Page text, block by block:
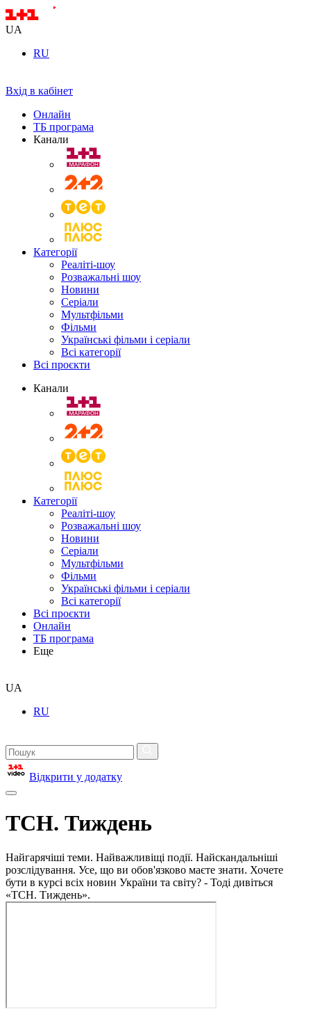
UA
RU
Вхід в кабінет
Онлайн
ТБ програма
Канали
Категорії
Реаліті-шоу
Розважальні шоу
Новини
Серіали
Мультфільми
Фільми
Українські фільми і серіали
Всі категорії
Всі проєкти
Канали
Категорії
Реаліті-шоу
Розважальні шоу
Новини
Серіали
Мультфільми
Фільми
Українські фільми і серіали
Всі категорії
Всі проєкти
Онлайн
ТБ програма
Еще
UA
RU
Відкрити у додатку
ТСН. Тиждень
Найгарячіші теми. Найважливіщі події. Найскандальніші
розслідування. Усе, що ви обов'язково маєте знати. Хочете
бути в курсі всіх новин України та світу? - Тоді дивіться
«ТСН. Тиждень».